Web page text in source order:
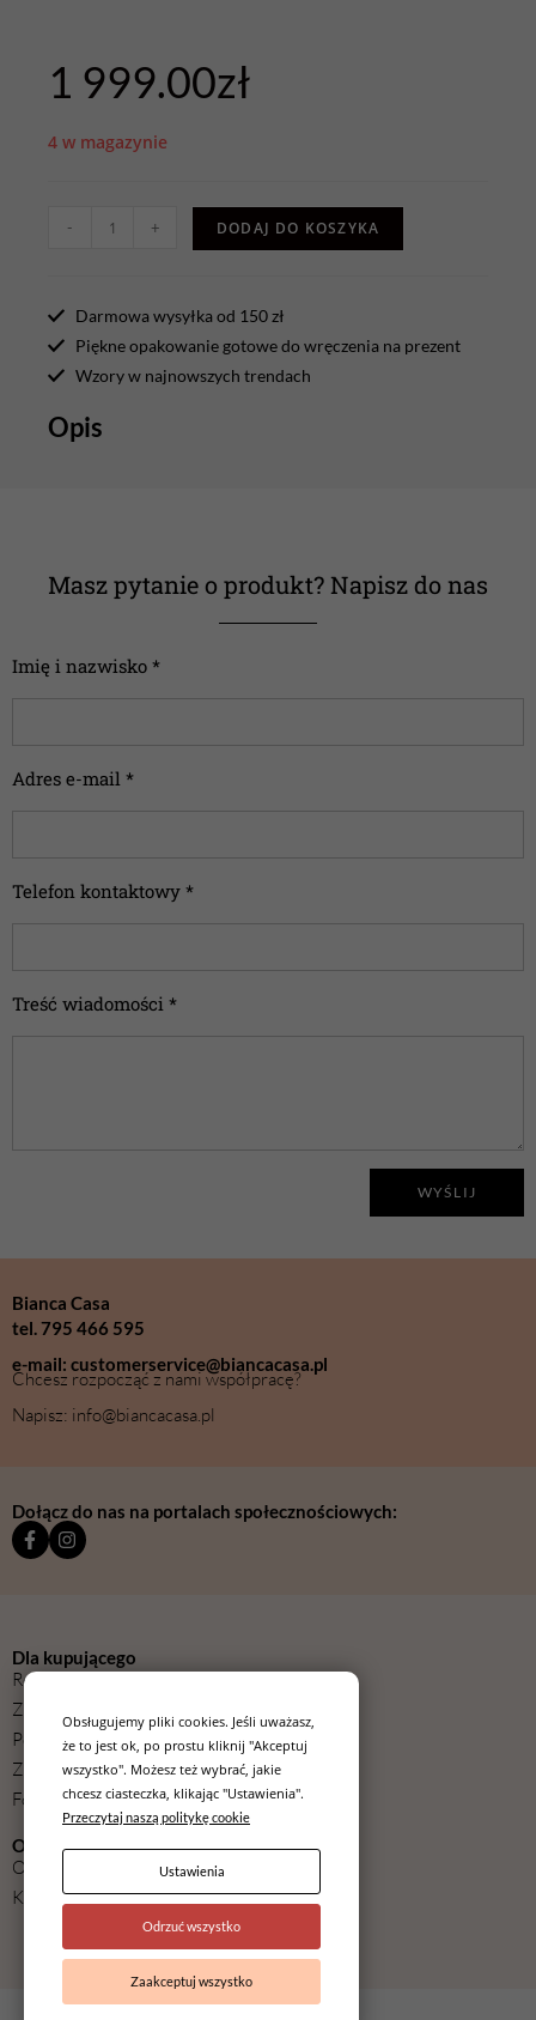
1 999.00zł
4 w magazynie
- + DODAJ DO KOSZYKA
Darmowa wysyłka od 150 zł
Piękne opakowanie gotowe do wręczenia na prezent
Wzory w najnowszych trendach
Opis
Masz pytanie o produkt? Napisz do nas
Imię i nazwisko *
Adres e-mail *
Telefon kontaktowy *
Treść wiadomości *
WYŚLIJ
Bianca Casa
tel. 795 466 595
e-mail: customerservice@biancacasa.pl
Chcesz rozpocząć z nami współpracę?
Napisz: info@biancacasa.pl
Dołącz do nas na portalach społecznościowych:
Dla kupującego
Regulamin
Zwroty
Polityka prywatności
Zmień ustawienia cookies
Formularz odstąpienia od umowy
O nas
O nas
Kontakt
Obsługujemy pliki cookies. Jeśli uważasz,
że to jest ok, po prostu kliknij "Akceptuj
wszystko". Możesz też wybrać, jakie
chcesz ciasteczka, klikając "Ustawienia".
Przeczytaj naszą politykę cookie
Ustawienia
Odrzuć wszystko
Zaakceptuj wszystko